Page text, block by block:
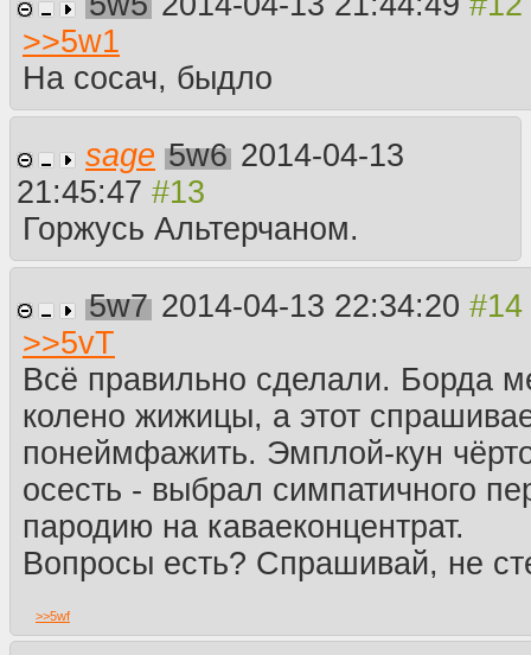
>>5w1
На сосач, быдло
sage 5w6 2014-04-13
21:45:47
Горжусь Альтерчаном.
5w7 2014-04-13 22:34:20
>>5vT
Всё правильно сделали. Борда
колено жижицы, а этот
понеймфажить. Эмплой-кун
осесть - выбрал симпатичного
пародию на каваеконцентрат.
Вопросы есть? Спрашивай, не
>>5wf